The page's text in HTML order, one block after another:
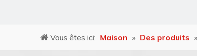
Vous êtes ici: Maison » Des produits »